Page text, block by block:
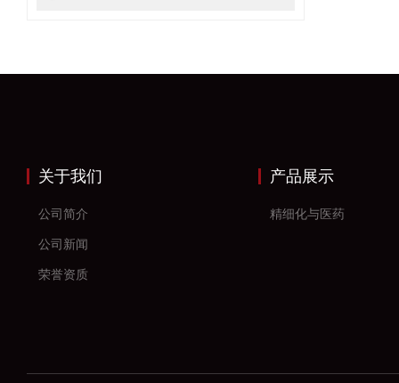
关于我们
公司简介
公司新闻
荣誉资质
产品展示
精细化与医药